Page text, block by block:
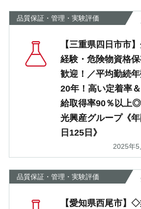
品質保証・管理・実験評価
【三重県四日市市
経験・危険物資格
歓迎！／平均勤続
20年！高い定着率
給取得率90％以上
光興産グループ《
日125日》
2025年5
品質保証・管理・実験評価
【愛知県西尾市】